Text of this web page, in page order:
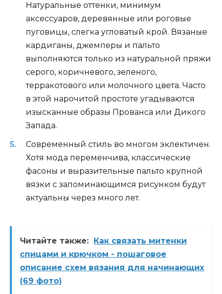
Натуральные оттенки, минимум
аксессуаров, деревянные или роговые
пуговицы, слегка угловатый крой. Вязаные
кардиганы, джемперы и пальто
выполняются только из натуральной пряжи
серого, коричневого, зеленого,
терракотового или молочного цвета. Часто
в этой нарочитой простоте угадываются
изысканные образы Прованса или Дикого
Запада.
Современный стиль во многом эклектичен.
Хотя мода переменчива, классические
фасоны и выразительные пальто крупной
вязки с запоминающимся рисунком будут
актуальны через много лет.
Читайте также: Как связать митенки
спицами и крючком - пошаговое
описание схем вязания для начинающих
(69 фото)